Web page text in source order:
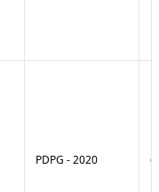
PDPG - 2020